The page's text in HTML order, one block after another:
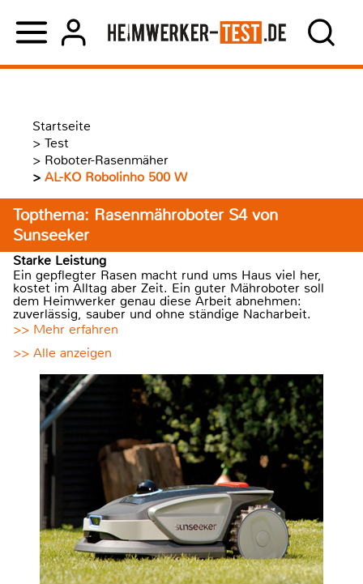
Startseite
> Test
> Roboter-Rasenmäher
> AL-KO Robolinho 500 W
Topthema: Rasenmähroboter S4 von
Sunseeker
Starke Leistung
Ein gepflegter Rasen macht rund ums Haus viel her,
kostet im Alltag aber Zeit. Ein guter Mähroboter soll
dem Heimwerker genau diese Arbeit abnehmen:
zuverlässig, sauber und ohne ständige Nacharbeit.
>> Mehr erfahren
>> Alle anzeigen